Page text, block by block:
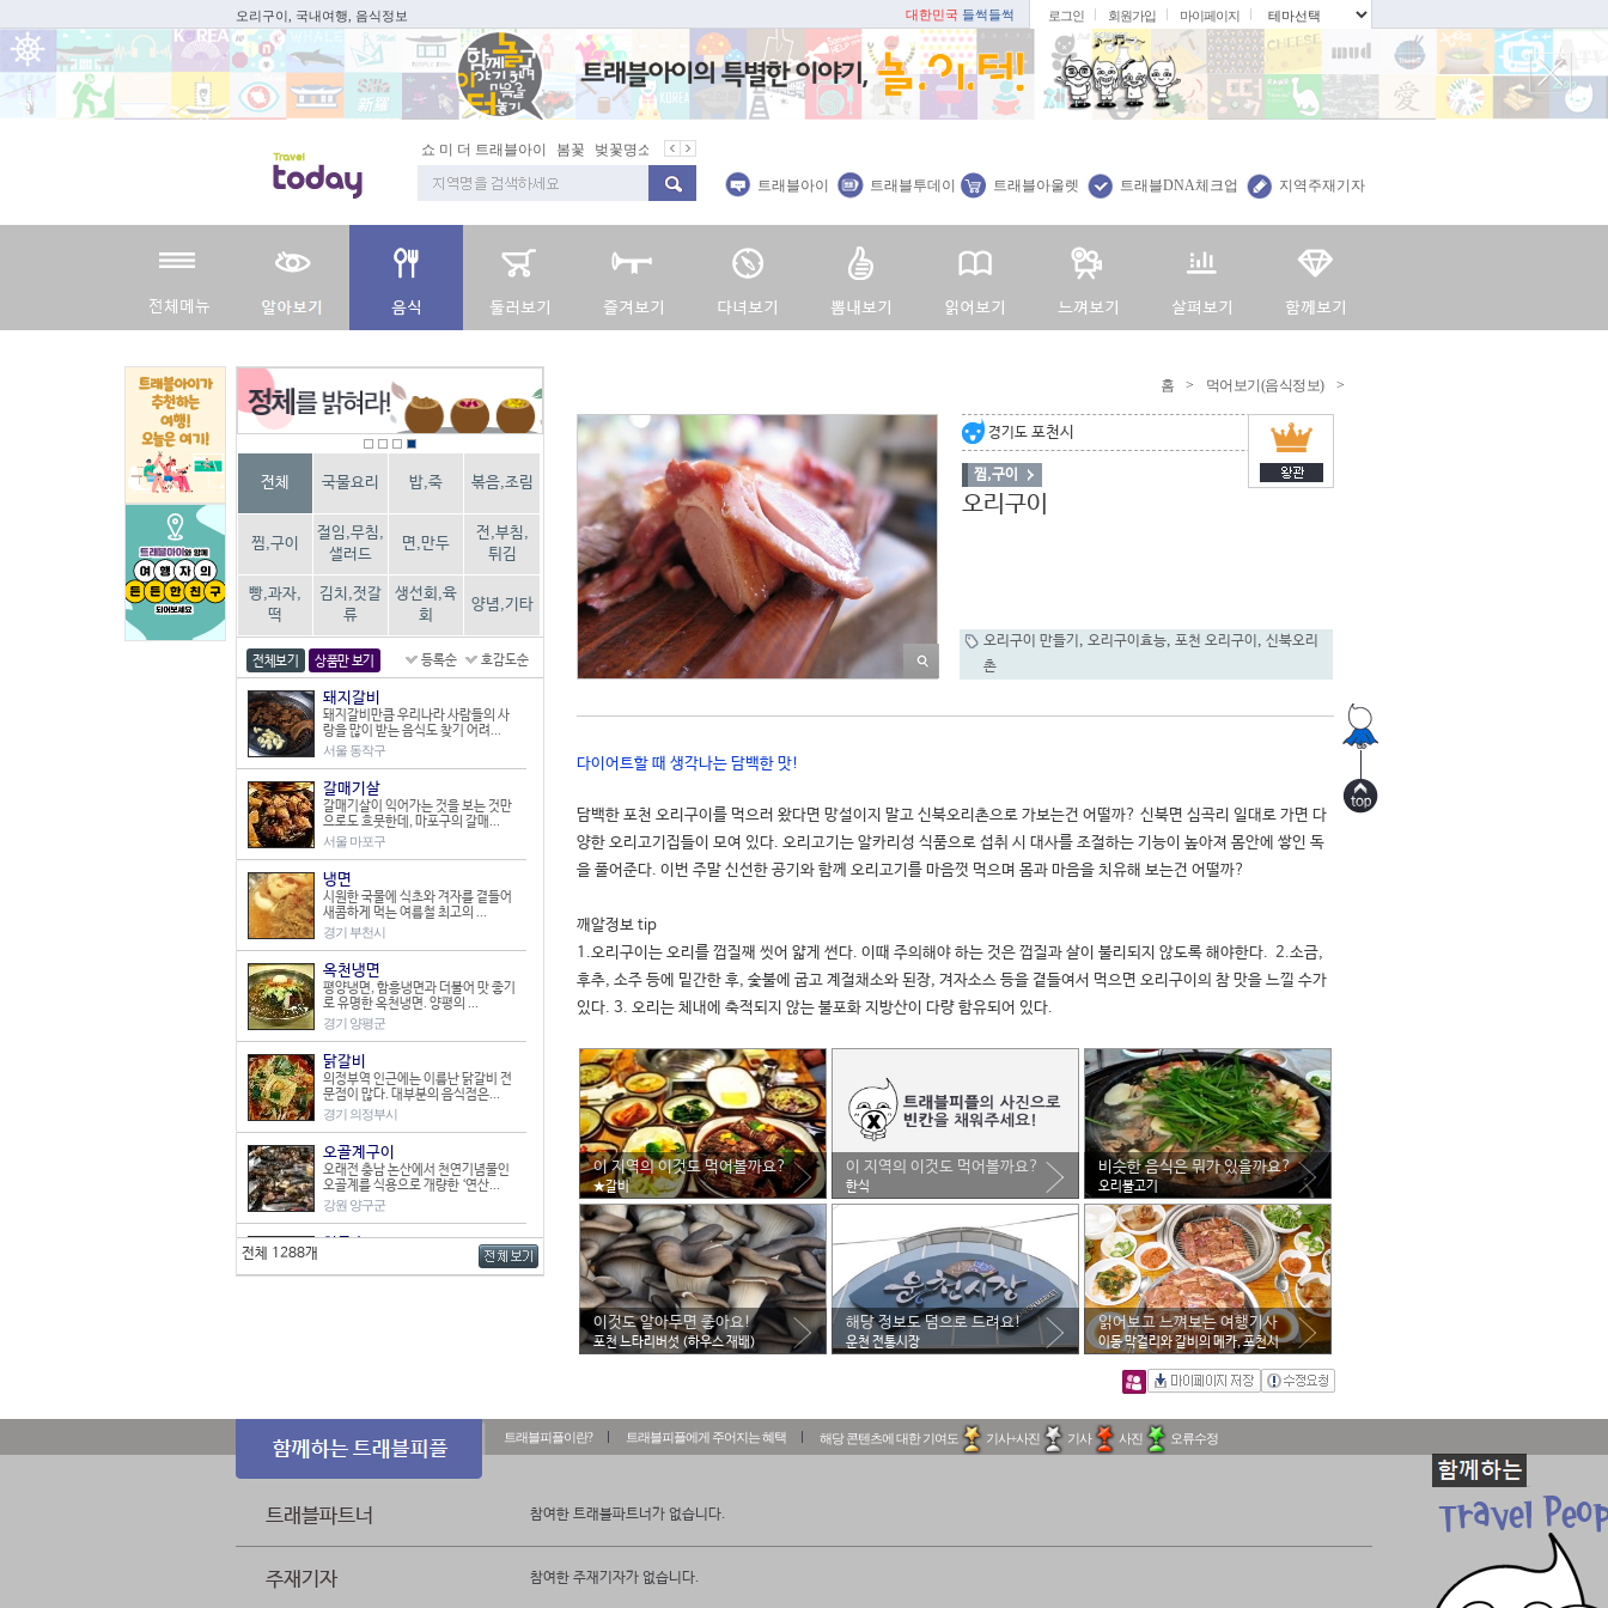
오리구이, 국내여행, 음식정보 대한민국 들썩들썩 로그인 회원가입 마이페이지
봄꽃 벚꽃명소 봄철 별미
쇼 미 더 트래블아이
트래블아이 트래블투데이 트래블아울렛 트래블DNA체크업 지역주재기자
전체 국물요리 밥,죽 볶음,조림
찜,구이
절임,무침,
샐러드
면,만두
전,부침,
튀김
빵,과자,
떡
김치,젓갈
류
생선회,육
회
양념,기타
등록순 호감도순
전체보기 상품만 보기
돼지갈비
돼지갈비만큼 우리나라 사람들의 사
랑을 많이 받는 음식도 찾기 어려...
서울 동작구
갈매기살
갈매기살이 익어가는 것을 보는 것만
으로도 흐뭇한데, 마포구의 갈매...
서울 마포구
냉면
시원한 국물에 식초와 겨자를 곁들어
새콤하게 먹는 여름철 최고의 ...
경기 부천시
옥천냉면
평양냉면, 함흥냉면과 더불어 맛 좋기
로 유명한 옥천냉면. 양평의 ...
경기 양평군
닭갈비
의정부역 인근에는 이름난 닭갈비 전
문점이 많다. 대부분의 음식점은...
경기 의정부시
오골계구이
오래전 충남 논산에서 천연기념물인
오골계를 식용으로 개량한 ‘연산...
강원 양구군
칡국수
칡을 재료로 하여 면을 뽑는 칡국수는
막국수와 맛과 모양이 비슷해...
일본의 소바를 우리나라 식으로 개량
한 음식인 메밀국수는 가다랭이 ...
경남 의령군
안동칼국수
에 말아먹기를 즐겨왔다. 누름국...
경북 안동시
전체 1288개
홈 > 먹어보기(음식정보) >
경기도 포천시
찜,구이
오리구이
오리구이 만들기 , 오리구이효능, 포천 오리구이 , 신북오리
촌
다이어트할 때 생각나는 담백한 맛!
담백한 포천 오리구이를 먹으러 왔다면 망설이지 말고 신북오리촌으로 가보는건 어떨까? 신북면 심곡리 일대로 가면 다
양한 오리고기집들이 모여 있다. 오리고기는 알카리성 식품으로 섭취 시 대사를 조절하는 기능이 높아져 몸안에 쌓인 독
을 풀어준다. 이번 주말 신선한 공기와 함께 오리고기를 마음껏 먹으며 몸과 마음을 치유해 보는건 어떨까?
깨알정보 tip
1.오리구이는 오리를 껍질째 씻어 얇게 썬다. 이때 주의해야 하는 것은 껍질과 살이 불리되지 않도록 해야한다.  2.소금,
후추, 소주 등에 밑간한 후, 숯불에 굽고 계절채소와 된장, 겨자소스 등을 곁들여서 먹으면 오리구이의 참 맛을 느낄 수가
있다. 3. 오리는 체내에 축적되지 않는 불포화 지방산이 다량 함유되어 있다.
이 지역의 이것도 먹어볼까요?
★갈비
이 지역의 이것도 먹어볼까요?
한식
비슷한 음식은 뭐가 있을까요?
오리불고기
이것도 알아두면 좋아요!
포천 느타리버섯 (하우스 재배)
해당 정보도 덤으로 드려요!
운천 전통시장
읽어보고 느껴보는 여행기사
이동 막걸리와 갈비의 메카, 포천시
트래블피플이란? 트래블피플에게 주어지는 혜택 해당 콘텐츠에 대한 기여도 기사+사진 기사 사진 오류수정
트래블파트너 참여한 트래블파트너가 없습니다.
주재기자 참여한 주재기자가 없습니다.